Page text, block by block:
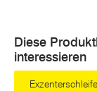
Der
Bei
und
Diese
interessieren